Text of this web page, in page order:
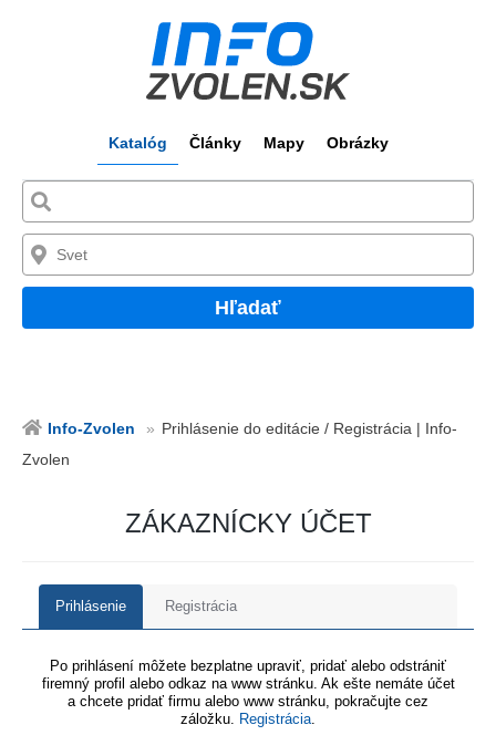
Katalóg Články Mapy Obrázky
Hľadať
Info-Zvolen
Prihlásenie do editácie / Registrácia | Info-
Zvolen
ZÁKAZNÍCKY ÚČET
Prihlásenie Registrácia
Po prihlásení môžete bezplatne upraviť, pridať alebo odstrániť
firemný profil alebo odkaz na www stránku. Ak ešte nemáte účet
a chcete pridať firmu alebo www stránku, pokračujte cez
záložku. Registrácia.